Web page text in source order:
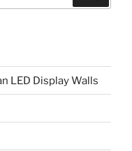
LED Display Walls